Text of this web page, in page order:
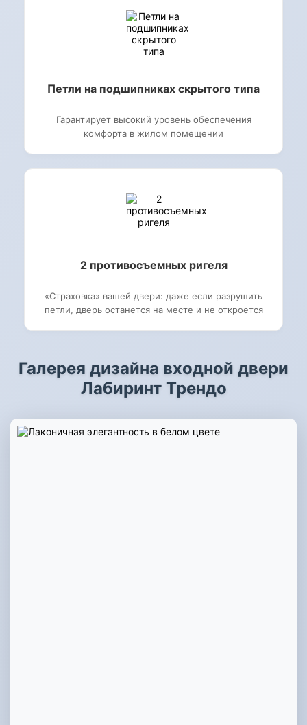
Петли на подшипниках скрытого типа
Гарантирует высокий уровень обеспечения
комфорта в жилом помещении
2 противосъемных ригеля
«Страховка» вашей двери: даже если разрушить
петли, дверь останется на месте и не откроется
Галерея дизайна входной двери
Лабиринт Трендо